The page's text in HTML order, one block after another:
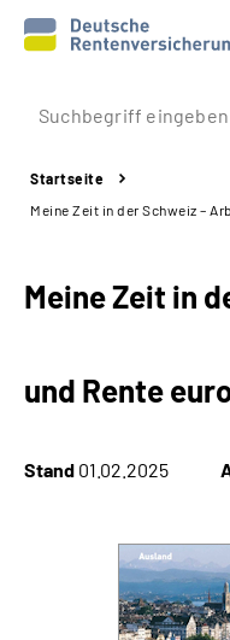
Prävention
Reha
Experten
Über uns & Presse
Startseite
Meine Zeit in der Schweiz –
Meine Zeit in
und Rente
Stand 01.02.2025